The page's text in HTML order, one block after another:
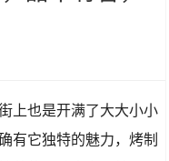
上也是开满了大大小小
有它独特的魅力，烤制